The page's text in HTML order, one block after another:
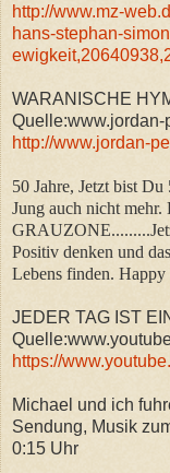
http://www.mz-
hans-stephan-
WARANISCHE
Quelle:www.jordan-
http://www.jordan-
50 Jahre, Jetzt bist
Jung auch nicht mehr.
Positiv denken und
Lebens finden.
JEDER TAG IST
https://
Michael und ich
Sendung, Musik
0:15 Uhr